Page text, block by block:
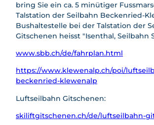
bring Sie ein ca. 5 minütiger
Talstation der Seilbahn Beckenried-
Bushaltestelle bei der Talstation der
Gitschenen heisst "Isenthal, Seilbahn
www.sbb.ch/de/fahrplan.html
https://www.klewenalp.ch/poi/
beckenried-klewenalp
Luftseilbahn Gitschenen:
skiliftgitschenen.ch/de/luftseilbahn-